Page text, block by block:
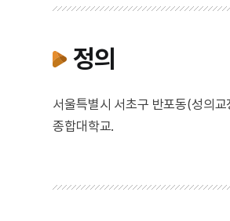
정의
서울특별시 서초구 반포동(성의
종합대학교.